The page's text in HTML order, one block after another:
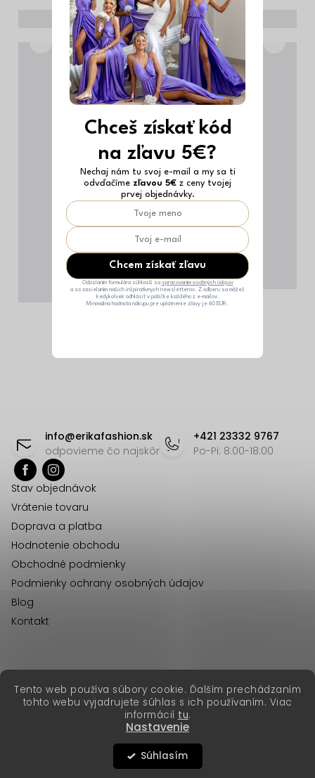
Tento web používa súbory cookie. Ďalším prechádzaním
tohto webu vyjadrujete súhlas s ich používaním. Viac
informácií tu.
Nastavenie
Súhlasím
info@erikafashion.sk
odpovieme čo najskôr
+421 23332 9767
Po-Pi: 8:00-18:00
Stav objednávok
Vrátenie tovaru
Doprava a platba
Hodnotenie obchodu
Obchodné podmienky
Podmienky ochrany osobných údajov
Blog
Kontakt
Vytvoril Shoptet Premium
Copyright 2026Erika Fashion. Všetky práva vyhradené.
erikafashion.cz
Chceš získať kód
na zľavu 5€?
Nechaj nám tu svoj e-mail a my sa ti
odvďačíme zľavou 5€ z ceny tvojej
prvej objednávky.
Chcem získať zľavu
Odoslaním formulára súhlasíš sa spracovaním osobných údajov
a so zasielaním našich inšpiratívnych newsletterov. Z odberu sa môžeš
kedykoľvek odhlásiť v pätičke každého z e-mailov.
Minimálna hodnota nákupu pre uplatnenie zľavy je 60 EUR.